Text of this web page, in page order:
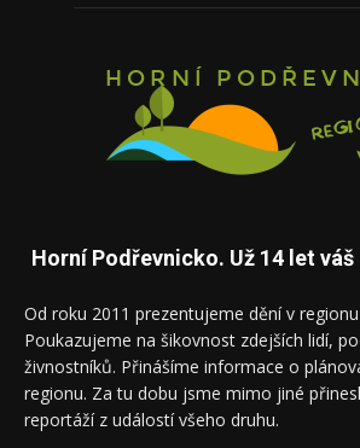
Horní Podřevnicko. Už 14 let
Od roku 2011 prezentujeme dění v
Poukazujeme na šikovnost zdejších lidí,
živnostníků. Přinášíme informace o
regionu. Za tu dobu jsme mimo jiné
reportáží z událostí všeho druhu.